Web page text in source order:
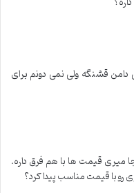
دامن قشنگه ولی نمی دونم برای
میری قیمت ها با هم فرق داره.
با قیمت مناسب پیدا کرد؟